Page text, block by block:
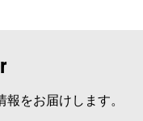
をお届けします。